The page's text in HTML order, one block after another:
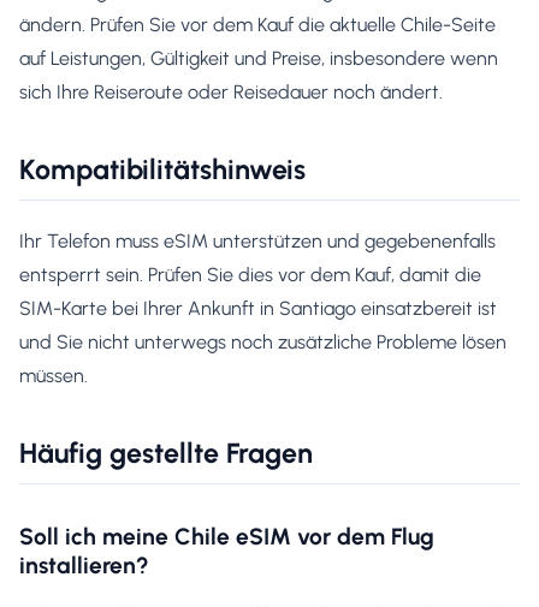
ändern. Prüfen Sie vor dem Kauf die aktuelle Chile-Seite
auf Leistungen, Gültigkeit und Preise, insbesondere wenn
sich Ihre Reiseroute oder Reisedauer noch ändert.
Kompatibilitätshinweis
Ihr Telefon muss eSIM unterstützen und gegebenenfalls
entsperrt sein. Prüfen Sie dies vor dem Kauf, damit die
SIM-Karte bei Ihrer Ankunft in Santiago einsatzbereit ist
und Sie nicht unterwegs noch zusätzliche Probleme lösen
müssen.
Häufig gestellte Fragen
Soll ich meine Chile eSIM vor dem Flug
installieren?